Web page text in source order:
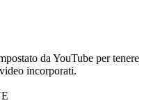
da YouTube per tenere
incorporati.